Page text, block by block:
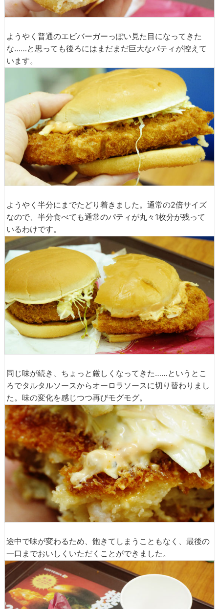
ようやく普通のエビバーガーっぽい見た目になってきた
な……と思っても後ろにはまだまだ巨大なパティが控えて
います。
ようやく半分にまでたどり着きました。通常の2倍サイズ
なので、半分食べても通常のパティが丸々1枚分が残って
いるわけです。
同じ味が続き、ちょっと厳しくなってきた……というとこ
ろでタルタルソースからオーロラソースに切り替わりまし
た。味の変化を感じつつ再びモグモグ。
途中で味が変わるため、飽きてしまうこともなく、最後の
一口までおいしくいただくことができました。